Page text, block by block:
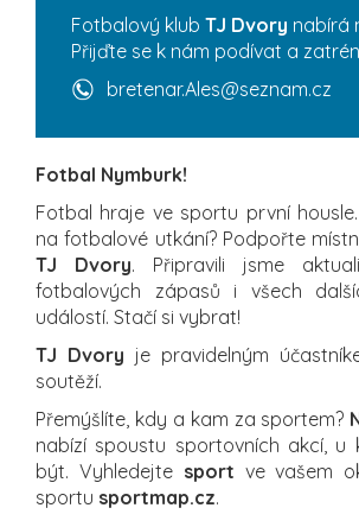
Fotbalový klub TJ Dvory nabírá
Přijďte se k nám podívat a
bretenar.Ales@seznam.cz
Fotbal Nymburk!
Fotbal hraje ve sportu první
na fotbalové utkání? Podpořte
TJ Dvory. Připravili jsme
fotbalových zápasů i všech
událostí. Stačí si vybrat!
TJ Dvory je pravidelným
soutěží.
Přemýšlíte, kdy a kam za sportem?
nabízí spoustu sportovních akcí, u
být. Vyhledejte sport ve vašem
sportu sportmap.cz.